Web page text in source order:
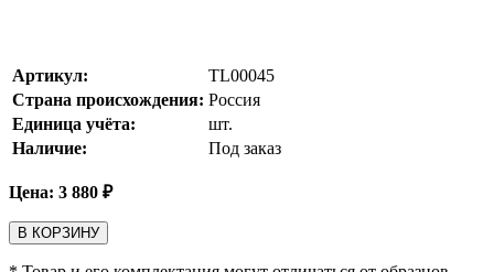
Артикул:
TL00045
Страна происхождения: Россия
Единица учёта:
шт.
Наличие:
Под заказ
Цена: 3 880 ₽
В КОРЗИНУ